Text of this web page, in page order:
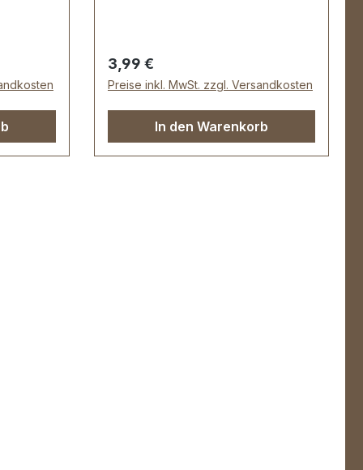
Lederwaren. Stahl, 1 Dorn.
Durchlassweite: 20 mm,
Drahtstärke: 3,5 mm.
Lieferumfang: 1 Stück Doppel-
Rollschnalle
Regulärer Preis:
3,99 €
Preise inkl. MwSt. zzgl. Versandkosten
In den Warenkorb